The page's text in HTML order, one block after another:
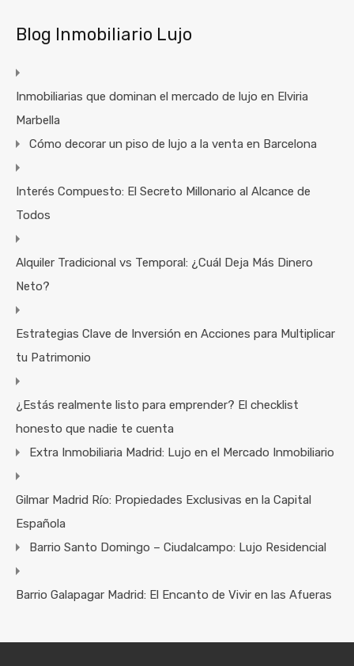
Blog Inmobiliario Lujo
Inmobiliarias que dominan el mercado de lujo en Elviria
Marbella
Cómo decorar un piso de lujo a la venta en Barcelona
Interés Compuesto: El Secreto Millonario al Alcance de
Todos
Alquiler Tradicional vs Temporal: ¿Cuál Deja Más Dinero
Neto?
Estrategias Clave de Inversión en Acciones para Multiplicar
tu Patrimonio
¿Estás realmente listo para emprender? El checklist
honesto que nadie te cuenta
Extra Inmobiliaria Madrid: Lujo en el Mercado Inmobiliario
Gilmar Madrid Río: Propiedades Exclusivas en la Capital
Española
Barrio Santo Domingo – Ciudalcampo: Lujo Residencial
Barrio Galapagar Madrid: El Encanto de Vivir en las Afueras